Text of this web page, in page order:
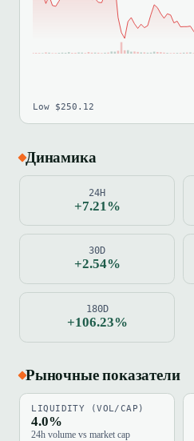
Low $250.12
Динамика
24H
+7.21%
30D
+2.54%
180D
+106.23%
Рыночные показатели
LIQUIDITY (VOL/CAP)
4.0%
24h volume vs market cap